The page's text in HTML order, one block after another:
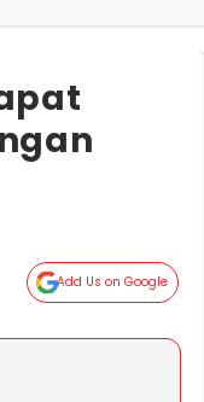
Add Us on Google